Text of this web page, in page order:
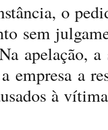
o
sem
apelação,
empresa a
à